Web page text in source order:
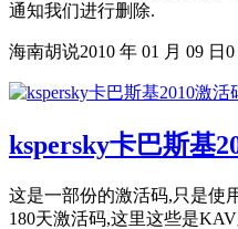
通知我们进行删除.
海南胡说2010 年 01 月 09 日
kspersky卡巴斯基
这是一部份的激活码,只是使
180天激活码,这里这些是